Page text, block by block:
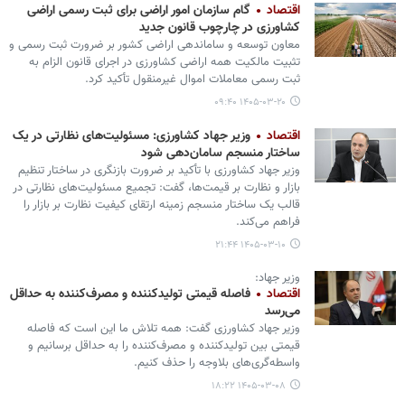
اقتصاد
گام سازمان امور اراضی برای ثبت رسمی اراضی
کشاورزی در چارچوب قانون جدید
معاون توسعه و ساماندهی اراضی کشور بر ضرورت ثبت رسمی و
تثبیت مالکیت همه اراضی کشاورزی در اجرای قانون الزام به
ثبت رسمی معاملات اموال غیرمنقول تأکید کرد.
۱۴۰۵-۰۳-۲۰ ۰۹:۴۰
اقتصاد
وزیر جهاد کشاورزی: مسئولیت‌های نظارتی در یک
ساختار منسجم سامان‌دهی شود
وزیر جهاد کشاورزی با تأکید بر ضرورت بازنگری در ساختار تنظیم
بازار و نظارت بر قیمت‌ها، گفت: تجمیع مسئولیت‌های نظارتی در
قالب یک ساختار منسجم زمینه ارتقای کیفیت نظارت بر بازار را
فراهم می‌کند.
۱۴۰۵-۰۳-۱۰ ۲۱:۴۴
وزیر جهاد:
اقتصاد
فاصله قیمتی تولیدکننده و مصرف‌کننده به حداقل
می‌رسد
وزیر جهاد کشاورزی گفت: همه تلاش ما این است که فاصله
قیمتی بین تولیدکننده و مصرف‌کننده را به حداقل برسانیم و
واسطه‌گری‌های بلاوجه را حذف کنیم.
۱۴۰۵-۰۳-۰۸ ۱۸:۲۲